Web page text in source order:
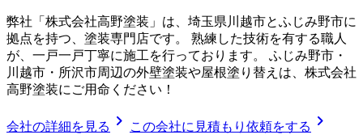
弊社「株式会社高野塗装」は、埼玉県川越市とふじみ野市に
拠点を持つ、塗装専門店です。 熟練した技術を有する職人
が、一戸一戸丁寧に施工を行っております。 ふじみ野市・
川越市・所沢市周辺の外壁塗装や屋根塗り替えは、株式会社
高野塗装にご用命ください！
会社の詳細を見る chevron_right この会社に見積もり依頼をする chevron_right